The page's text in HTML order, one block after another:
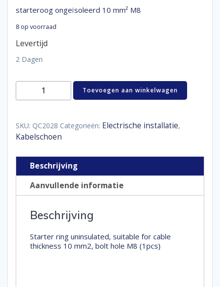
starteroog ongeïsoleerd 10 mm² M8
8 op voorraad
Levertijd
2 Dagen
starteroog
ongeïsoleerd
M8
aantal
Toevoegen aan winkelwagen
SKU: QC2028 Categorieën: Electrische installatie,
Kabelschoen
Beschrijving
Aanvullende informatie
Beschrijving
Starter ring uninsulated, suitable for cable
thickness 10 mm2, bolt hole M8 (1pcs)